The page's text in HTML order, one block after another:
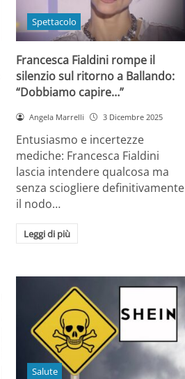
Spettacolo
Francesca Fialdini rompe il
silenzio sul ritorno a Ballando:
“Dobbiamo capire…”
Angela Marrelli 3 Dicembre 2025
Entusiasmo e incertezze
mediche: Francesca Fialdini
lascia intendere qualcosa ma
senza sciogliere definitivamente
il nodo…
Leggi di più
Salute